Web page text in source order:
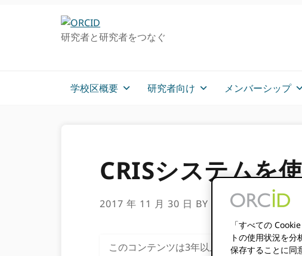
研究者と研究者をつなぐ
学校区概要 研究者向け メンバーシップ
CRISシステムを
2017 年 11 月 30 日 BY PAULA DEMAIN
このコンテンツは3年以上前のものです。こ
「すべての
トの使用状況を
保存することに同